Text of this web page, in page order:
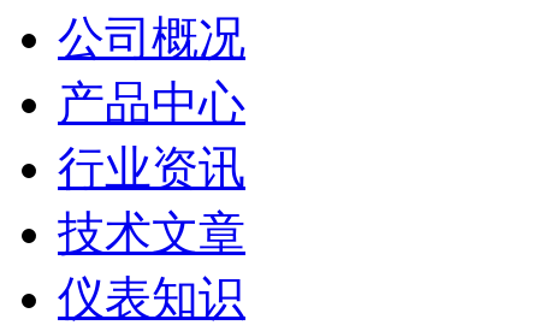
公司概况
产品中心
行业资讯
技术文章
仪表知识